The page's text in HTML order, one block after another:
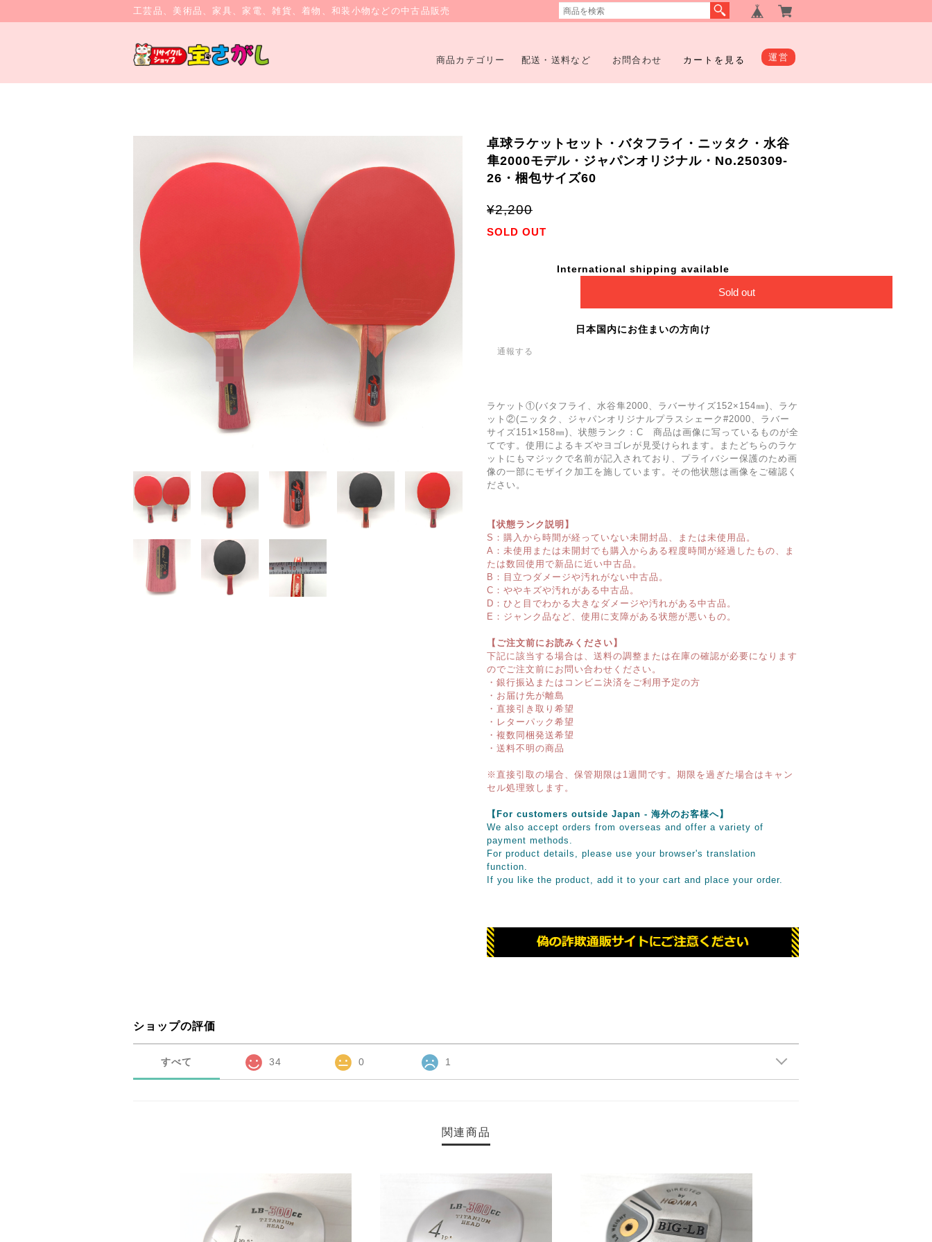
工芸品、美術品、家具、家電、雑貨、着物、和装小物などの中古品販売
商品カテゴリー 配送・送料など お問合わせ カートを見る 運営
卓球ラケットセット・バタフライ・ニッタク・水谷
隼2000モデル・ジャパンオリジナル・No.250309-
26・梱包サイズ60
¥2,200
SOLD OUT
International shipping available
Sold out
日本国内にお住まいの方向け
通報する
ラケット①(バタフライ、水谷隼2000、ラバーサイズ152×154㎜)、ラケ
ット②(ニッタク、ジャパンオリジナルプラスシェーク#2000、ラバー
サイズ151×158㎜)、状態ランク：C 商品は画像に写っているものが全
てです。使用によるキズやヨゴレが見受けられます。またどちらのラケ
ットにもマジックで名前が記入されており、プライバシー保護のため画
像の一部にモザイク加工を施しています。その他状態は画像をご確認く
ださい。
【状態ランク説明】
S：購入から時間が経っていない未開封品、または未使用品。
A：未使用または未開封でも購入からある程度時間が経過したもの、ま
たは数回使用で新品に近い中古品。
B：目立つダメージや汚れがない中古品。
C：ややキズや汚れがある中古品。
D：ひと目でわかる大きなダメージや汚れがある中古品。
E：ジャンク品など、使用に支障がある状態が悪いもの。
【ご注文前にお読みください】
下記に該当する場合は、送料の調整または在庫の確認が必要になります
のでご注文前にお問い合わせください。
・銀行振込またはコンビニ決済をご利用予定の方
・お届け先が離島
・直接引き取り希望
・レターパック希望
・複数同梱発送希望
・送料不明の商品
※直接引取の場合、保管期限は1週間です。期限を過ぎた場合はキャン
セル処理致します。
【For customers outside Japan - 海外のお客様へ】
We also accept orders from overseas and offer a variety of
payment methods.
For product details, please use your browser's translation
function.
If you like the product, add it to your cart and place your order.
ショップの評価
すべて 34 0 1
関連商品